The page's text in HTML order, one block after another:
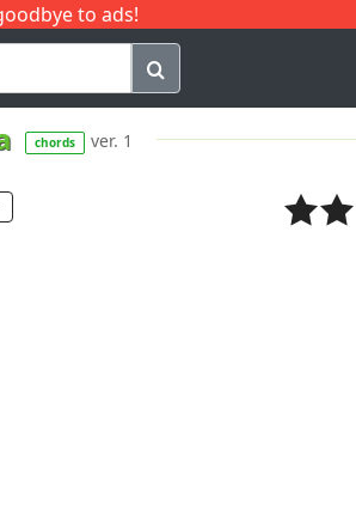
to ads!
Q
chords ver. 1